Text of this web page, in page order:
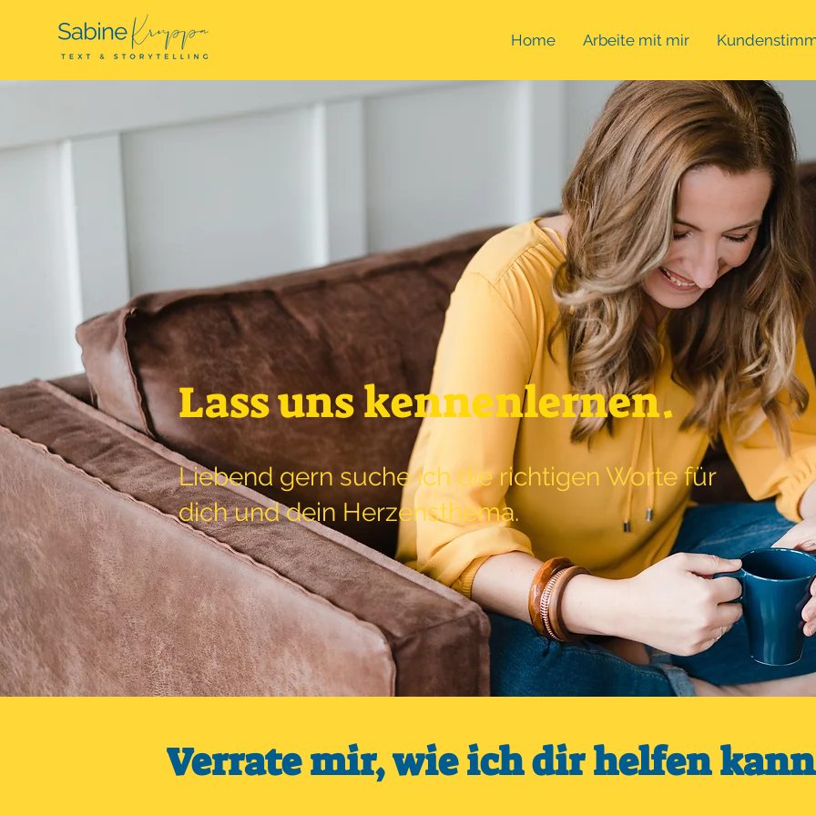
Home Arbeite mit mir
Lass uns kennenlernen.
Liebend gern suche ich die richtigen Worte für
dich und dein Herzensthema.
Verrate mir, wie ich dir helfen